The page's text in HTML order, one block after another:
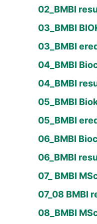
02_BMBI
03_BMBI
03_BMBI
04_BMBI
04_BMBI
05_BMBI
05_BMBI
06_BMBI
06_BMBI
07_ BMBI
07_08 BMBI
08_BMBI